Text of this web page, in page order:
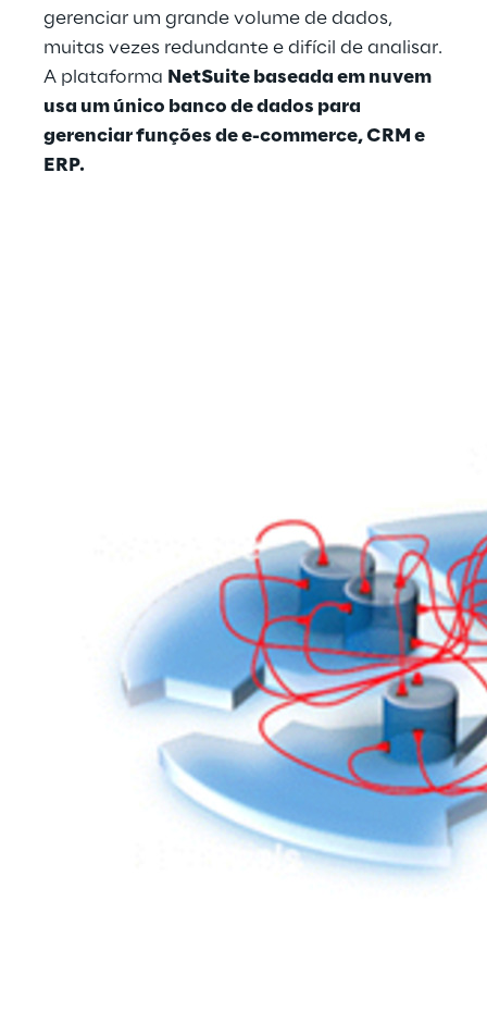
gerenciar um grande volume de dados,
muitas vezes redundante e difícil de analisar.
A plataforma NetSuite baseada em nuvem
usa um único banco de dados para
gerenciar funções de e-commerce, CRM e
ERP.